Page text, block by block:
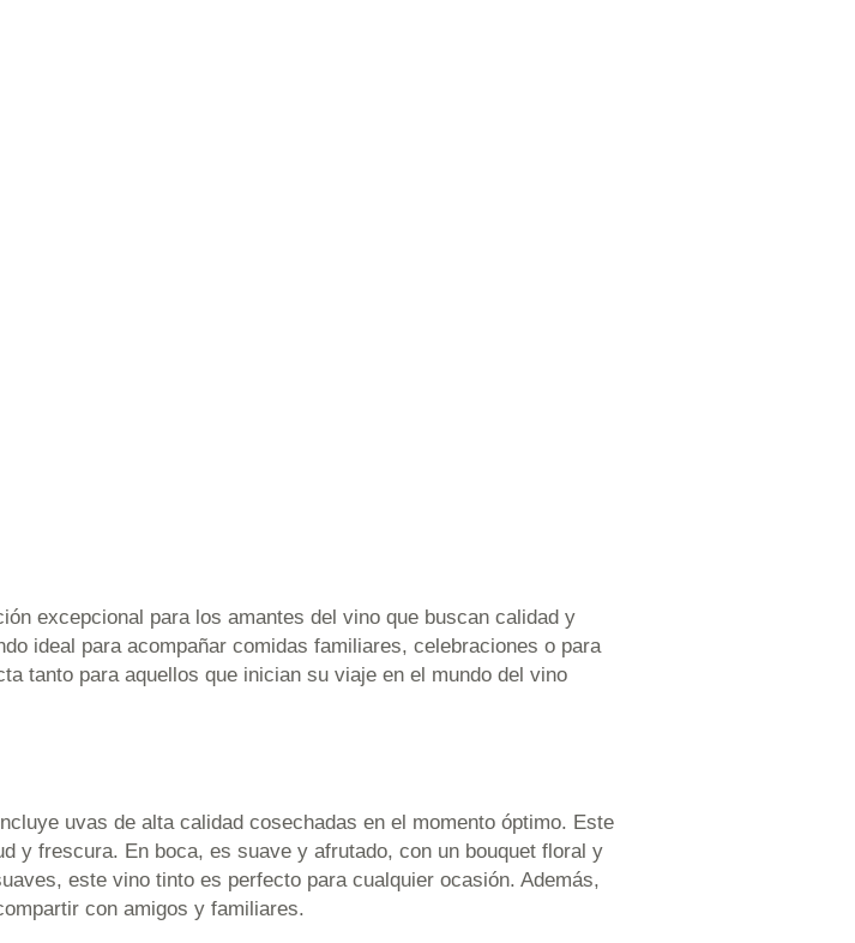
excepcional para los amantes del vino que buscan calidad y
ideal para acompañar comidas familiares, celebraciones o para
tanto para aquellos que inician su viaje en el mundo del vino
uvas de alta calidad cosechadas en el momento óptimo. Este
y frescura. En boca, es suave y afrutado, con un bouquet floral y
este vino tinto es perfecto para cualquier ocasión. Además,
con amigos y familiares.